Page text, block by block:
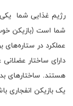
رژیم غذایی شما
شما است (بازیکن
عملکرد در ستاره‌های
دارای ساختار
هستند. ساختارهای
یک بازیکن انفجاری